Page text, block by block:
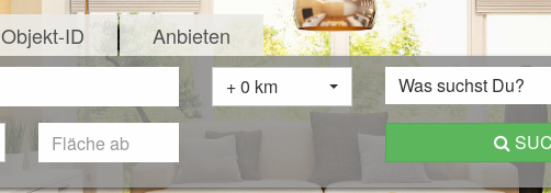
Objekt-ID Anbieten
+ 0 km Was suchst Du?